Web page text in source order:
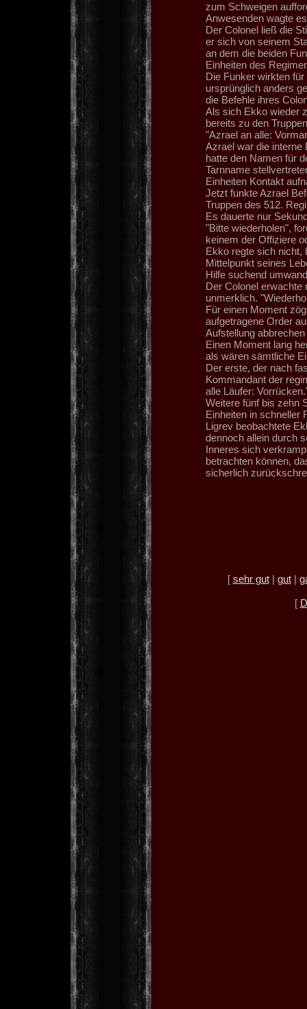
zum Schweigen
Anwesenden wagte
Der Colonel ließ die
er sich von seinem
an dem die beiden
Einheiten des
Die Funker wirkten
ursprünglich anders
die Befehle ihres
Als sich Ekko wieder
bereits zu den
"Azrael an alle:
Azrael war die
hatte den Namen für
Tarnname
Einheiten Kontakt
Jetzt funkte Azrael
Truppen des 512.
Es dauerte nur
"Bitte wiederholen",
keinem der Offiziere
Ekko regte sich nicht,
Mittelpunkt seines
Hilfe suchend
Der Colonel erwachte
unmerklich.
Für einen Moment
aufgetragene Order
Aufstellung
Einen Moment lang
als wären sämtliche
Der erste, der nach
Kommandant der
alle Läufer:
Weitere fünf bis zehn
Einheiten in schneller
Ligrev beobachtete
dennoch allein durch
Inneres sich
betrachten können,
sicherlich
[ sehr gut| gut|
[